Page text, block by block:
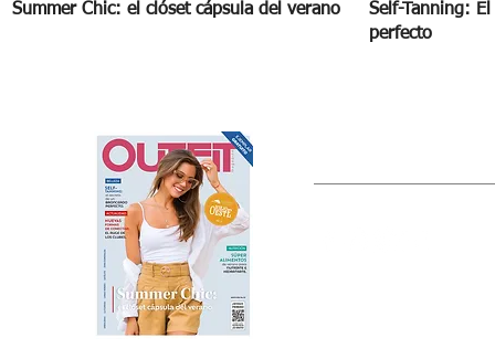
Summer Chic: el clóset cápsula del verano
Self-Tanning:
perfecto